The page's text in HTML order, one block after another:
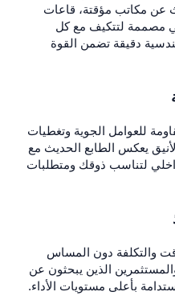
عن مكاتب مؤقتة، قاعات
مصممة لتتكيف مع كل
دقيقة تضمن القوة
للعوامل الجوية وتغطيات
يعكس الطابع الحديث مع
لتناسب ذوقك ومتطلبات
والتكلفة دون المساس
الذين يبحثون عن
بأعلى مستويات الأداء.